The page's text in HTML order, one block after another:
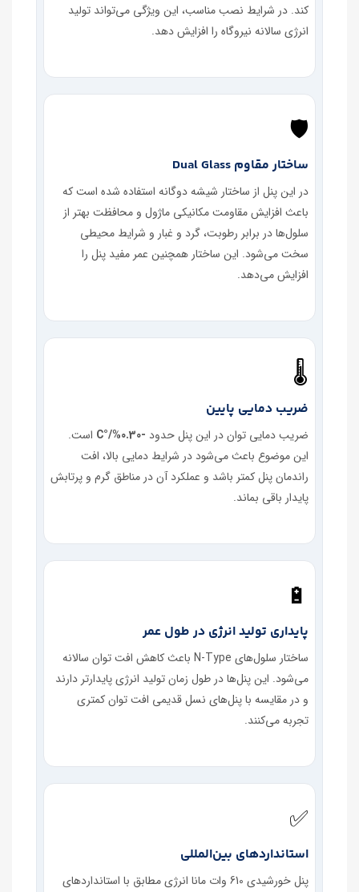
کند. در شرایط نصب مناسب، این ویژگی می‌تواند تولید
انرژی سالانه نیروگاه را افزایش دهد.
🛡
ساختار مقاوم Dual Glass
در این پنل از ساختار شیشه دوگانه استفاده شده است که
باعث افزایش مقاومت مکانیکی ماژول و محافظت بهتر از
سلول‌ها در برابر رطوبت، گرد و غبار و شرایط محیطی
سخت می‌شود. این ساختار همچنین عمر مفید پنل را
افزایش می‌دهد.
🌡
ضریب دمایی پایین
ضریب دمایی توان در این پنل حدود -0.30%/°C
است.
این موضوع باعث می‌شود در شرایط دمایی بالا، افت
راندمان پنل کمتر باشد و عملکرد آن در مناطق گرم و پرتابش
پایدار باقی بماند.
🔋
پایداری تولید انرژی در طول عمر
ساختار سلول‌های N‑Type باعث کاهش افت توان سالانه
می‌شود. این پنل‌ها در طول زمان تولید انرژی پایدارتر دارند
و در مقایسه با پنل‌های نسل قدیمی افت توان کمتری
تجربه می‌کنند.
✅
استانداردهای بین‌المللی
پنل خورشیدی 610 وات مانا انرژی مطابق با استانداردهای